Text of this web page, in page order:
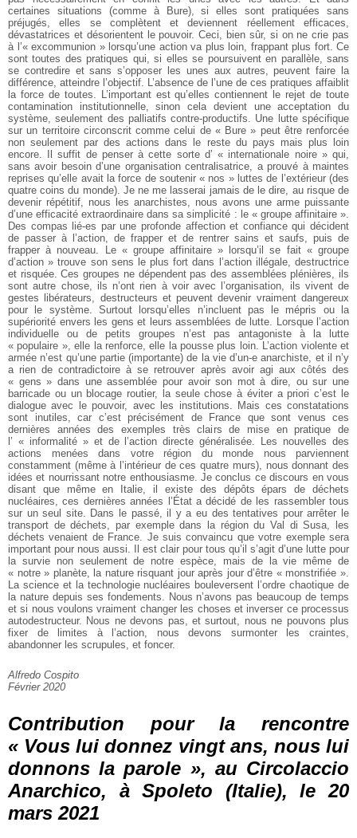
certaines situations (comme à Bure), si elles sont pratiquées sans
préjugés, elles se complètent et deviennent réellement efficaces,
dévastatrices et désorientent le pouvoir. Ceci, bien sûr, si on ne crie pas
à l’« excommunion » lorsqu’une action va plus loin, frappant plus fort. Ce
sont toutes des pratiques qui, si elles se poursuivent en parallèle, sans
se contredire et sans s’opposer les unes aux autres, peuvent faire la
différence, atteindre l’objectif. L’absence de l’une de ces pratiques affaiblit
la force de toutes. L’important est qu’elles contiennent le rejet de toute
contamination institutionnelle, sinon cela devient une acceptation du
système, seulement des palliatifs contre-productifs. Une lutte spécifique
sur un territoire circonscrit comme celui de « Bure » peut être renforcée
non seulement par des actions dans le reste du pays mais plus loin
encore. Il suffit de penser à cette sorte d’ « internationale noire » qui,
sans avoir besoin d’une organisation centralisatrice, a prouvé à maintes
reprises qu’elle avait la force de soutenir « nos » luttes de l’extérieur (des
quatre coins du monde). Je ne me lasserai jamais de le dire, au risque de
devenir répétitif, nous les anarchistes, nous avons une arme puissante
d’une efficacité extraordinaire dans sa simplicité : le « groupe affinitaire ».
Des compas lié-es par une profonde affection et confiance qui décident
de passer à l’action, de frapper et de rentrer sains et saufs, puis de
frapper à nouveau. Le « groupe affinitaire » lorsqu’il se fait « groupe
d’action » trouve son sens le plus fort dans l’action illégale, destructrice
et risquée. Ces groupes ne dépendent pas des assemblées plénières, ils
sont autre chose, ils n’ont rien à voir avec l’organisation, ils vivent de
gestes libérateurs, destructeurs et peuvent devenir vraiment dangereux
pour le système. Surtout lorsqu’elles n’incluent pas le mépris ou la
supériorité envers les gens et leurs assemblées de lutte. Lorsque l’action
individuelle ou de petits groupes n’est pas antagoniste à la lutte
« populaire », elle la renforce, elle la pousse plus loin. L’action violente et
armée n’est qu’une partie (importante) de la vie d’un-e anarchiste, et il n’y
a rien de contradictoire à se retrouver après avoir agi aux côtés des
« gens » dans une assemblée pour avoir son mot à dire, ou sur une
barricade ou un blocage routier, la seule chose à éviter a priori c’est le
dialogue avec le pouvoir, avec les institutions. Mais ces constatations
sont inutiles, car c’est précisément de France que sont venus ces
dernières années des exemples très clairs de mise en pratique de
l’ « informalité » et de l’action directe généralisée. Les nouvelles des
actions menées dans votre région du monde nous parviennent
constamment (même à l’intérieur de ces quatre murs), nous donnant des
idées et nourrissant notre enthousiasme. Je conclus ce discours en vous
disant que même en Italie, il existe des dépôts épars de déchets
nucléaires, ces dernières années l’État a décidé de les rassembler tous
sur un seul site. Dans le passé, il y a eu des tentatives pour arrêter le
transport de déchets, par exemple dans la région du Val di Susa, les
déchets venaient de France. Je suis convaincu que votre exemple sera
important pour nous aussi. Il est clair pour tous qu’il s’agit d’une lutte pour
la survie non seulement de notre espèce, mais de la vie même de
« notre » planète, la nature risquant jour après jour d’être « monstrifiée ».
La science et la technologie nucléaires bouleversent l’ordre chaotique de
la nature depuis ses fondements. Nous n’avons pas beaucoup de temps
et si nous voulons vraiment changer les choses et inverser ce processus
autodestructeur. Nous ne devons pas, et surtout, nous ne pouvons plus
fixer de limites à l’action, nous devons surmonter les craintes,
abandonner les scrupules, et foncer.
Alfredo Cospito
Février 2020
Contribution pour la rencontre
« Vous lui donnez vingt ans, nous lui
donnons la parole », au Circolaccio
Anarchico, à Spoleto (Italie), le 20
mars 2021